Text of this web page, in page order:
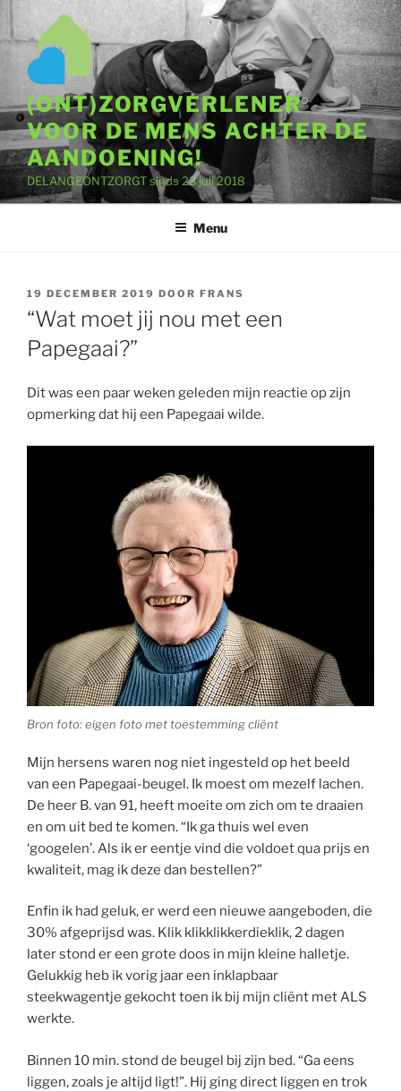
Ga
naar
inhoud
(ONT)ZORGVERLENER
VOOR DE MENS ACHTER DE
AANDOENING!
DELANGEONTZORGT sinds 23 juli 2018
Menu
GEPLAATST
OP
19 DECEMBER 2019 DOOR FRANS
“Wat moet jij nou met een
Papegaai?”
Dit was een paar weken geleden mijn reactie op zijn
opmerking dat hij een Papegaai wilde.
Bron foto: eigen foto met toestemming cliënt
Mijn hersens waren nog niet ingesteld op het beeld
van een Papegaai-beugel. Ik moest om mezelf lachen.
De heer B. van 91, heeft moeite om zich om te draaien
en om uit bed te komen. “Ik ga thuis wel even
‘googelen’. Als ik er eentje vind die voldoet qua prijs en
kwaliteit, mag ik deze dan bestellen?”
Enfin ik had geluk, er werd een nieuwe aangeboden, die
30% afgeprijsd was. Klik klikklikkerdieklik, 2 dagen
later stond er een grote doos in mijn kleine halletje.
Gelukkig heb ik vorig jaar een inklapbaar
steekwagentje gekocht toen ik bij mijn cliënt met ALS
werkte.
Binnen 10 min. stond de beugel bij zijn bed. “Ga eens
liggen, zoals je altijd ligt!”. Hij ging direct liggen en trok